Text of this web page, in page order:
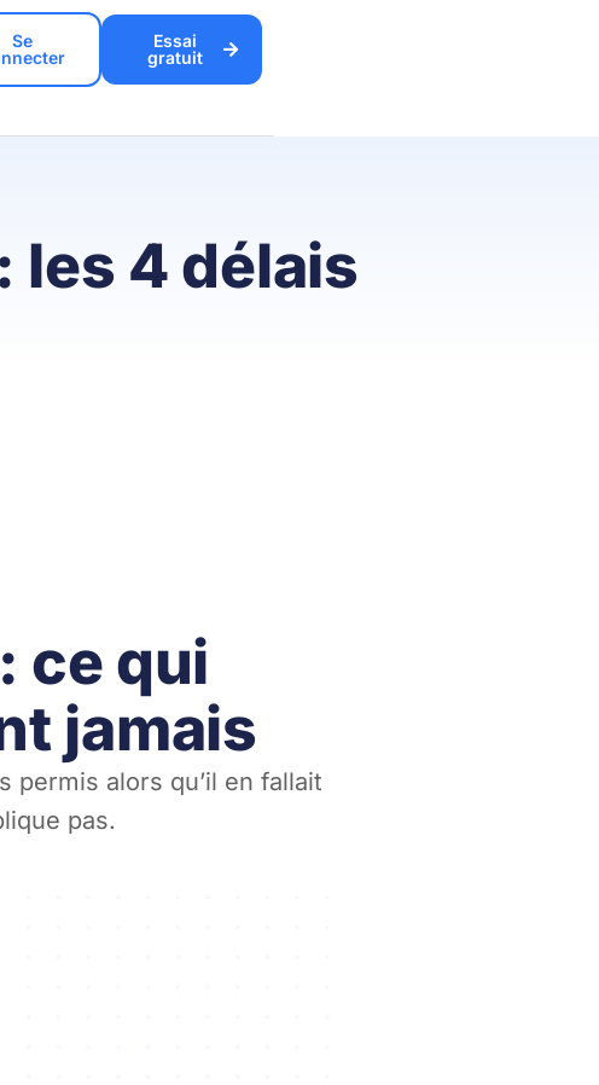
Se
Essai
gratuit
les 4 délais
ce qui
jamais
permis alors qu’il en fallait
pas.